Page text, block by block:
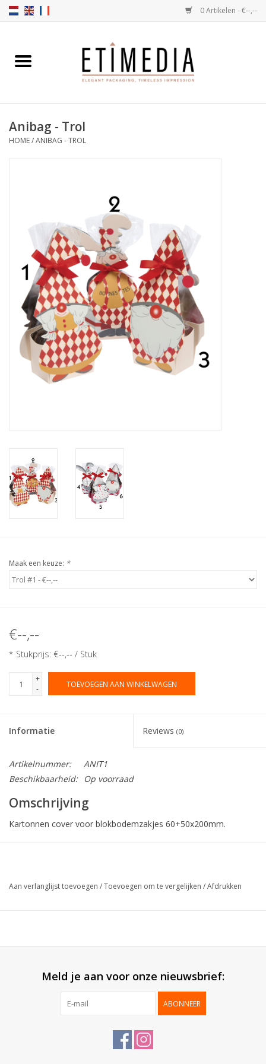
0 Artikelen - €--,--
Home
Transparant
Vulartikelen
Dozen
Bloemen & deco
Draagtassen
Nieuw 2026
Catalogus: luxe dozen
Anibag - Trol
HOME/ANIBAG - TROL
Maak een keuze: *
€--,--
* Stukprijs: €--,-- / Stuk
+
-
TOEVOEGEN AAN WINKELWAGEN
Informatie Reviews (0)
Artikelnummer:
ANIT1
Beschikbaarheid:
Op voorraad
Omschrijving
Kartonnen cover voor blokbodemzakjes 60+50x200mm.
Geleverd:
Plano
Aan verlanglijst toevoegen /Toevoegen om te vergelijken /Afdrukken
Meld je aan voor onze nieuwsbrief:
ABONNEER